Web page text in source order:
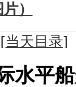
）
[当天目录
水平